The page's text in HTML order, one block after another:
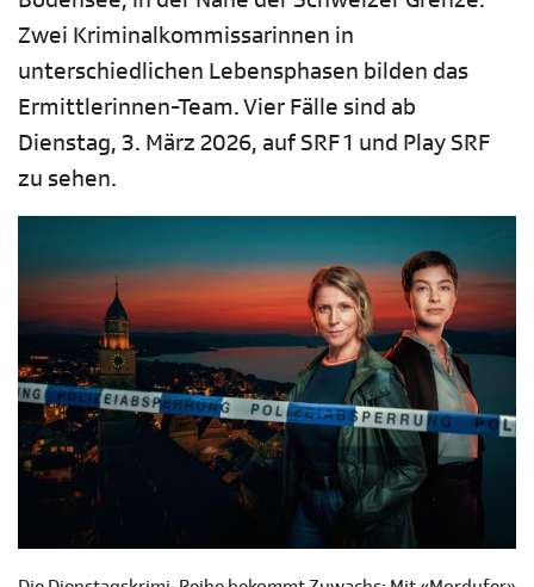
Zwei Kriminalkommissarinnen in
unterschiedlichen Lebensphasen bilden das
Ermittlerinnen-Team. Vier Fälle sind ab
Dienstag, 3. März 2026, auf SRF 1 und Play SRF
zu sehen.